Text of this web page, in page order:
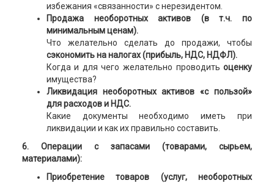
избежания «связанности» с нерезидентом.
Продажа необоротных активов (в т.ч. по
минимальным ценам).
Что желательно сделать до продажи, чтобы
сэкономить на налогах (прибыль, НДС, НДФЛ).
Когда и для чего желательно проводитьоценку
имущества?
Ликвидация необоротных активов «с пользой»
для расходов и НДС.
Какие документы необходимо иметь при
ликвидации и как их правильно составить.
6. Операции с запасами (товарами, сырьем,
материалами):
Приобретение товаров (услуг, необоротных